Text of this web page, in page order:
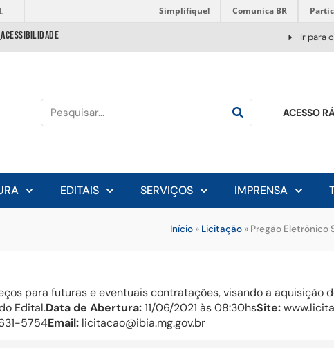
Simplifique! Comunica BR
ACESSIBILIDADE Ir para
ACESSO
EDITAIS SERVIÇOS IMPRENSA
Início » Licitação » Pregão Eletrônico
para futuras e eventuais contratações, visando a
Edital.Data de Abertura:11/06/2021 às 08:30hsSite:
5754Email: licitacao@ibia.mg.gov.br